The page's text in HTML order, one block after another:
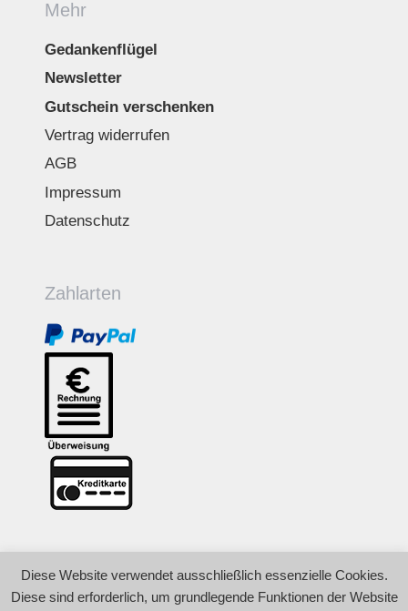
Mehr
Gedankenflügel
Newsletter
Gutschein verschenken
Vertrag widerrufen
AGB
Impressum
Datenschutz
Zahlarten
© 2009 – 2026 Akademie für Coaching &
Diese Website verwendet ausschließlich essenzielle Cookies.
Diese sind erforderlich, um grundlegende Funktionen der Website